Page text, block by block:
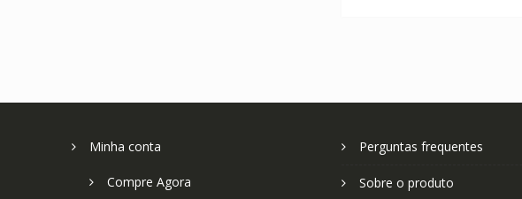
Minha conta
Compre Agora
Perguntas frequentes
Sobre o produto